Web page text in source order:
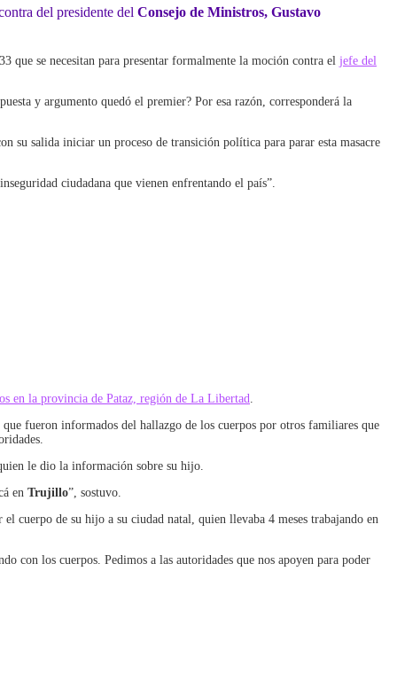
del presidente del Consejo de Ministros, Gustavo
que se necesitan para presentar formalmente la moción contra el jefe del
y argumento quedó el premier? Por esa razón, corresponderá la
su salida iniciar un proceso de transición política para parar esta masacre
ciudadana que vienen enfrentando el país”.
en la provincia de Pataz, región de La Libertad.
fueron informados del hallazgo de los cuerpos por otros familiares que
le dio la información sobre su hijo.
en Trujillo”, sostuvo.
cuerpo de su hijo a su ciudad natal, quien llevaba 4 meses trabajando en
con los cuerpos. Pedimos a las autoridades que nos apoyen para poder